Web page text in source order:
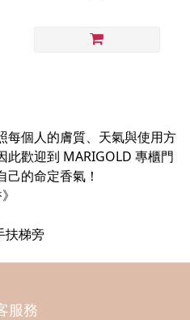
每個人的膚質、天氣與使用方
此歡迎到 MARIGOLD 專櫃門
的命定香氣！
扶梯旁
服務